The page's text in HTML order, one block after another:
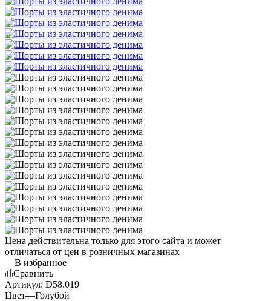
Цена действительна только для этого сайта и может
отличаться от цен в розничных магазинах
В избранное
Сравнить
Артикул: D58.019
Цвет—Голубой